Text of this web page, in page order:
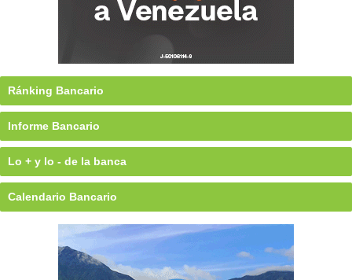
Ránking Bancario
Informe Bancario
Lo + y lo - de la banca
Calendario Bancario